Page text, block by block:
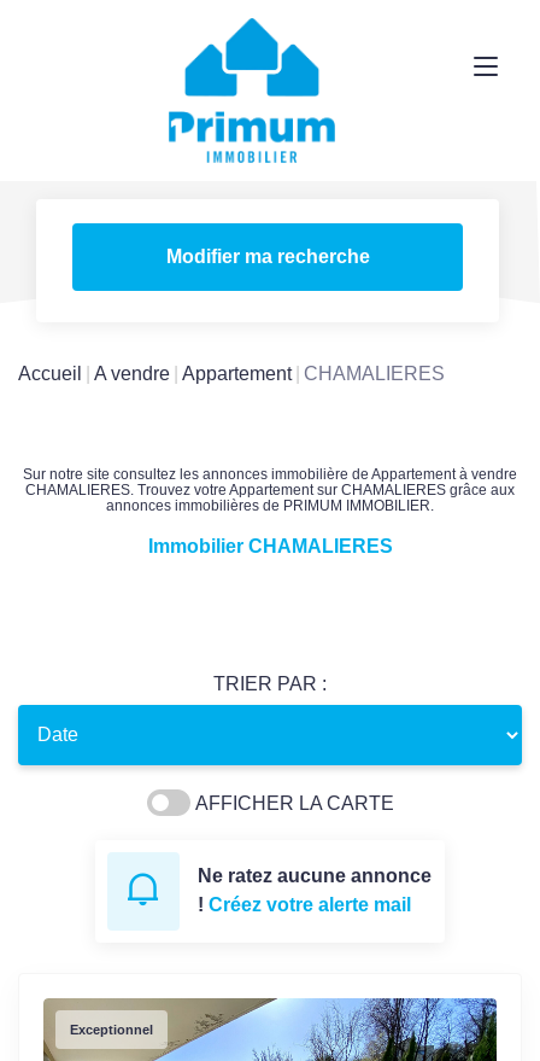
Modifier ma recherche
Accueil A vendre Appartement CHAMALIERES
Sur notre site consultez les annonces immobilière de Appartement à vendre
CHAMALIERES. Trouvez votre Appartement sur CHAMALIERES grâce aux
annonces immobilières de PRIMUM IMMOBILIER.
Immobilier CHAMALIERES
TRIER PAR :
AFFICHER LA CARTE
Ne ratez aucune annonce
! Créez votre alerte mail
Exceptionnel